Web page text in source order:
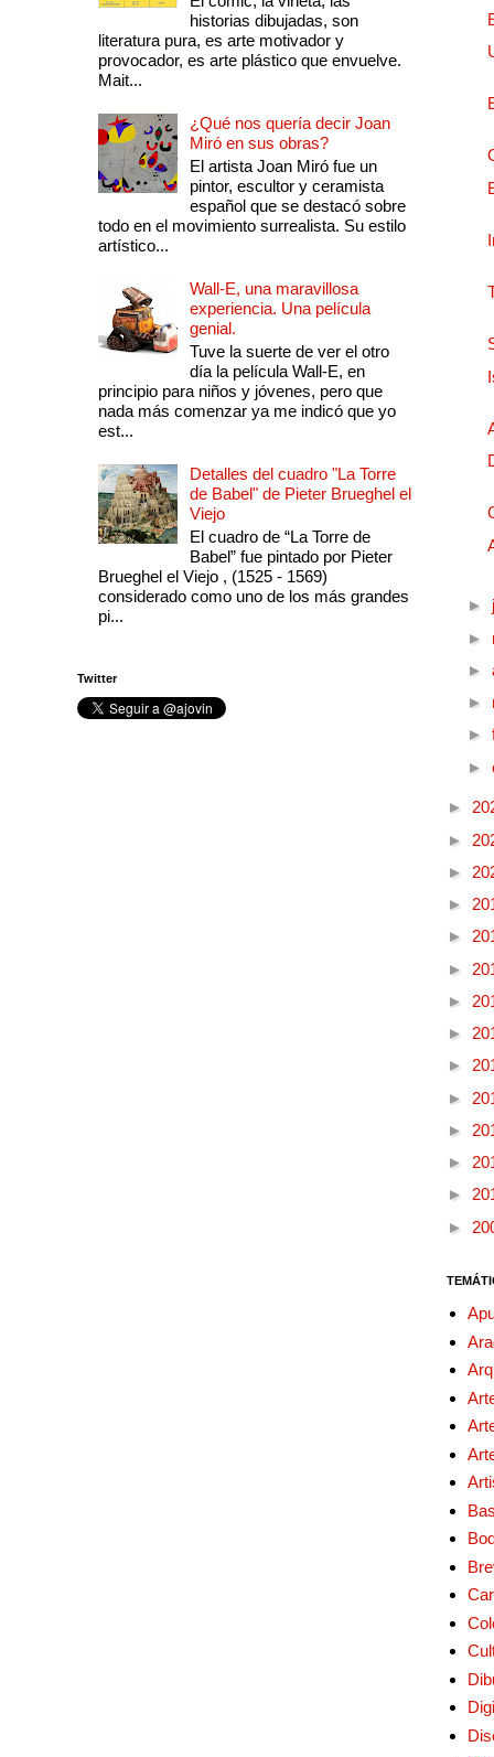
historias dibujadas, son
literatura pura, es arte motivador y
provocador, es arte plástico que envuelve.
Mait...
¿Qué nos quería decir Joan
Miró en sus obras?
El artista Joan Miró fue un
pintor, escultor y ceramista
español que se destacó sobre
todo en el movimiento surrealista. Su estilo
artístico...
Wall-E, una maravillosa
experiencia. Una película
genial.
Tuve la suerte de ver el otro
día la película Wall-E, en
principio para niños y jóvenes, pero que
nada más comenzar ya me indicó que yo
est...
Detalles del cuadro "La Torre
de Babel" de Pieter Brueghel el
Viejo
El cuadro de “La Torre de
Babel” fue pintado por Pieter
Brueghel el Viejo , (1525 - 1569)
considerado como uno de los más grandes
pi...
Twitter
►
►
►
►
►
►
►
►
►
►
►
►
►
►
►
►
►
►
►
►